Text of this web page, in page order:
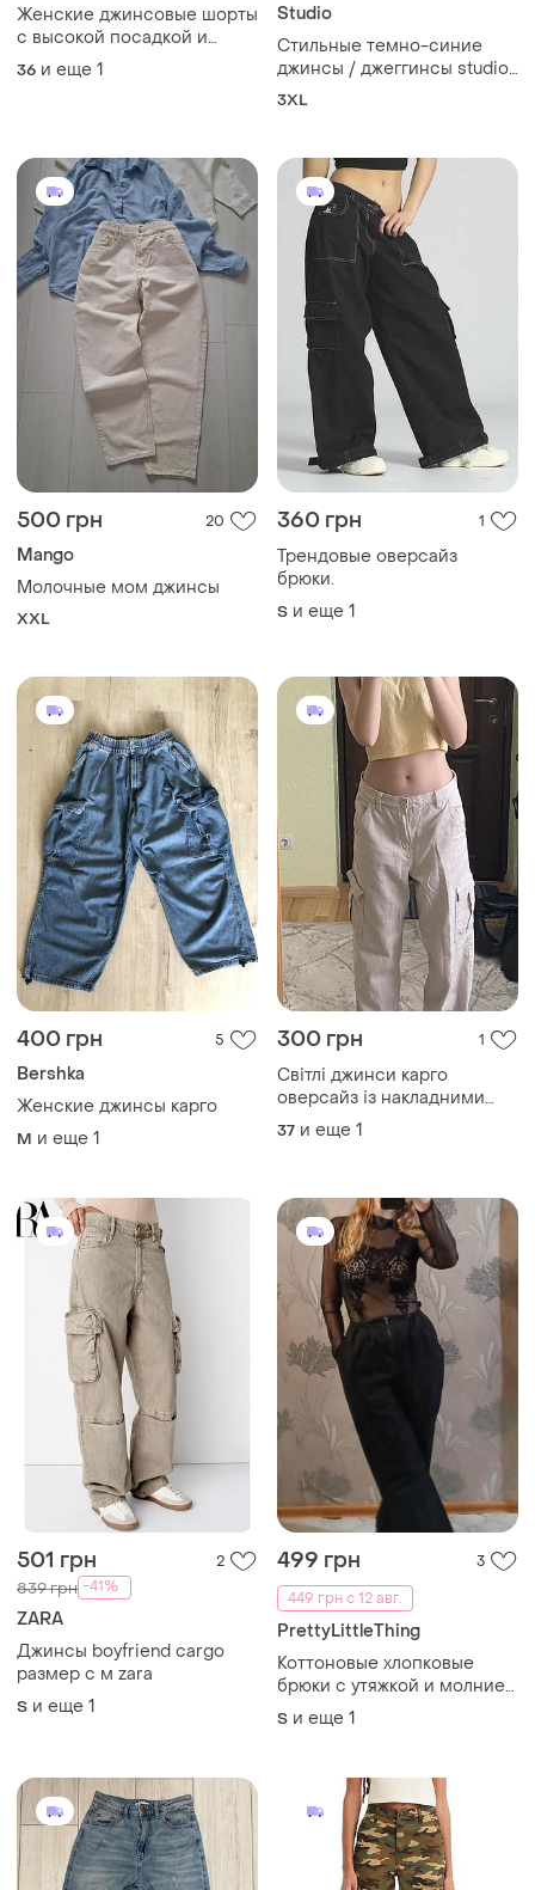
Женские джинсовые шорты
с высокой посадкой и
рваным эффектом, цвет
голубой вареный 36-38
36 и еще 1
Studio
Стильные темно-синие
джинсы / джеггинсы studio
denim, размер 24 (plus size)
3XL
500 грн 20
Mango
Молочные мом джинсы
XXL
360 грн 1
Трендовые оверсайз
брюки.
S и еще 1
400 грн 5
Bershka
Женские джинсы карго
M и еще 1
300 грн 1
Світлі джинси карго
оверсайз із накладними
кишенями, низька/середня
посадка. стан ідеальний.
37 и еще 1
501 грн 2
839 грн -41%
ZARA
Джинсы boyfriend cargo
размер с м zara
S и еще 1
499 грн
3
449 грн с 12 авг.
PrettyLittleThing
Коттоновые хлопковые
брюки с утяжкой и молнией
спереди штаны широкие
100% хлопок с утяжкой и
prettylittlething оверсайз
S и еще 1